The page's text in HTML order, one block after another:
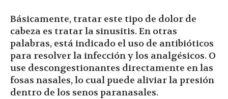
Básicamente, tratar este tipo de dolor de
cabeza es tratar la sinusitis. En otras
palabras, está indicado el uso de antibióticos
para resolver la infección y los analgésicos. O
use descongestionantes directamente en las
fosas nasales, lo cual puede aliviar la presión
dentro de los senos paranasales.